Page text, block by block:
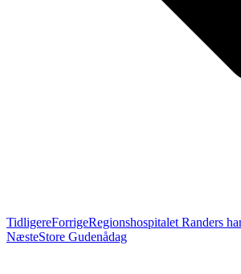
TidligereForrigeRegionshospitalet Randers
NæsteStore Gudenådag